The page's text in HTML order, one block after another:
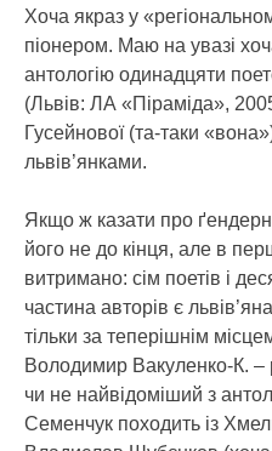
Хоча якраз у
піонером. Маю на увазі
антологію одинадцяти
(Львів: ЛА «Піраміда»,
Гусейнової (та-таки
львів’янками.
Якщо ж казати про
його не до кінця, але в
витримано: сім поетів і
частина авторів є
тільки за теперішнім
Володимир Вакуленко-К.
чи не найвідоміший з
Семенчук походить із